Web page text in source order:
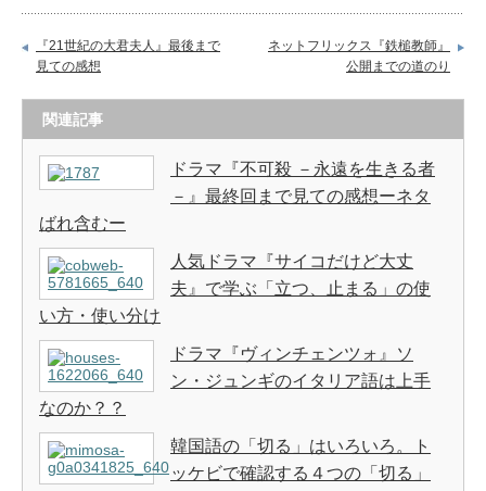
『21世紀の大君夫人』最後まで
見ての感想
ネットフリックス『鉄槌教師』
公開までの道のり
関連記事
ドラマ『不可殺 －永遠を生きる者
－』最終回まで見ての感想ーネタ
ばれ含むー
人気ドラマ『サイコだけど大丈
夫』で学ぶ「立つ、止まる」の使
い方・使い分け
ドラマ『ヴィンチェンツォ』ソ
ン・ジュンギのイタリア語は上手
なのか？？
韓国語の「切る」はいろいろ。ト
ッケビで確認する４つの「切る」